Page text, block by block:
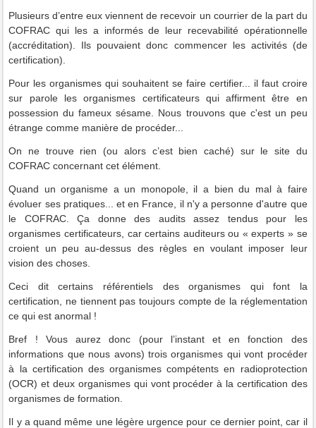
Plusieurs d’entre eux viennent de recevoir un courrier de la part du
COFRAC qui les a informés de leur recevabilité opérationnelle
(accréditation). Ils pouvaient donc commencer les activités (de
certification).
Pour les organismes qui souhaitent se faire certifier... il faut croire
sur parole les organismes certificateurs qui affirment être en
possession du fameux sésame. Nous trouvons que c'est un peu
étrange comme manière de procéder...
On ne trouve rien (ou alors c’est bien caché) sur le site du
COFRAC concernant cet élément.
Quand un organisme a un monopole, il a bien du mal à faire
évoluer ses pratiques... et en France, il n'y a personne d'autre que
le COFRAC. Ça donne des audits assez tendus pour les
organismes certificateurs, car certains auditeurs ou « experts » se
croient un peu au-dessus des règles en voulant imposer leur
vision des choses.
Ceci dit certains référentiels des organismes qui font la
certification, ne tiennent pas toujours compte de la réglementation
ce qui est anormal !
Bref ! Vous aurez donc (pour l’instant et en fonction des
informations que nous avons) trois organismes qui vont procéder
à la certification des organismes compétents en radioprotection
(OCR) et deux organismes qui vont procéder à la certification des
organismes de formation.
Il y a quand même une légère urgence pour ce dernier point, car il